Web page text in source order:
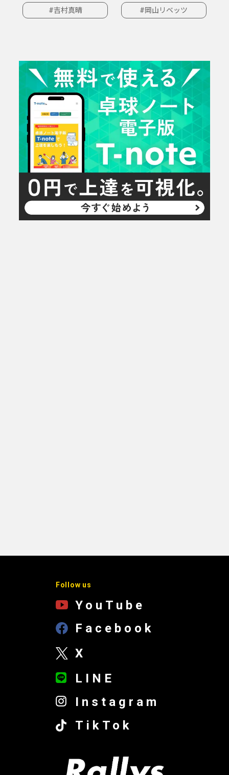
#吉村真晴 #岡山リベッツ
Follow us
YouTube
Facebook
X
LINE
Instagram
TikTok